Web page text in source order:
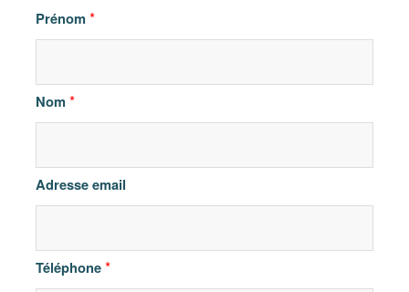
Prénom*
Nom*
Adresse email
Téléphone*